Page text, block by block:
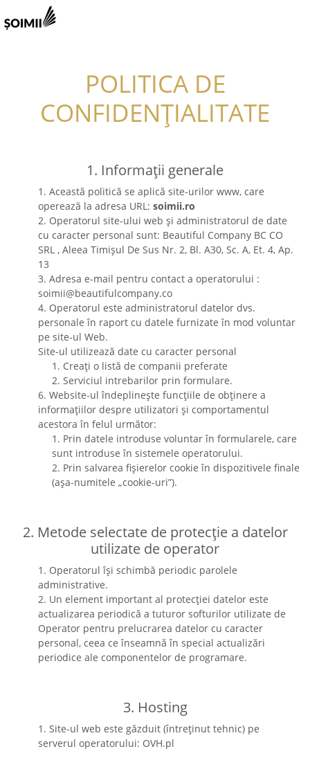
POLITICA DE
CONFIDENȚIALITATE
1. Informații generale
1. Această politică se aplică site-urilor www, care
operează la adresa URL: soimii.ro
2. Operatorul site-ului web și administratorul de date
cu caracter personal sunt: Beautiful Company BC CO
SRL , Aleea Timișul De Sus Nr. 2, Bl. A30, Sc. A, Et. 4, Ap.
13
3. Adresa e-mail pentru contact a operatorului :
soimii@beautifulcompany.co
4. Operatorul este administratorul datelor dvs.
personale în raport cu datele furnizate în mod voluntar
pe site-ul Web.
Site-ul utilizează date cu caracter personal
1. Creați o listă de companii preferate
2. Serviciul intrebarilor prin formulare.
6. Website-ul îndeplinește funcțiile de obținere a
informațiilor despre utilizatori și comportamentul
acestora în felul următor:
1. Prin datele introduse voluntar în formularele, care
sunt introduse în sistemele operatorului.
2. Prin salvarea fișierelor cookie în dispozitivele finale
(așa-numitele „cookie-uri”).
2. Metode selectate de protecție a datelor
utilizate de operator
1. Operatorul își schimbă periodic parolele
administrative.
2. Un element important al protecției datelor este
actualizarea periodică a tuturor softurilor utilizate de
Operator pentru prelucrarea datelor cu caracter
personal, ceea ce înseamnă în special actualizări
periodice ale componentelor de programare.
3. Hosting
1. Site-ul web este găzduit (întreținut tehnic) pe
serverul operatorului: OVH.pl